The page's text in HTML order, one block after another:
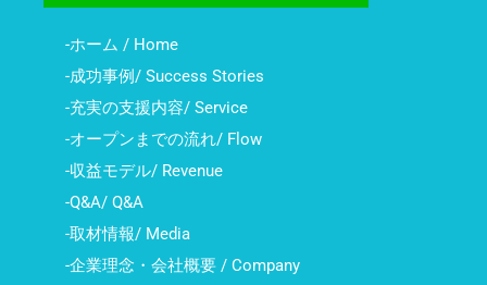
-ホーム / Home
-成功事例/ Success Stories
-充実の支援内容/ Service
-オープンまでの流れ/ Flow
-収益モデル/ Revenue
-Q&A/ Q&A
-取材情報/ Media
-企業理念・会社概要 / Company